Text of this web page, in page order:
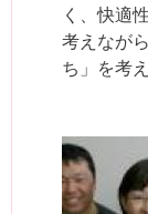
く、快適
考えなが
ち」を考